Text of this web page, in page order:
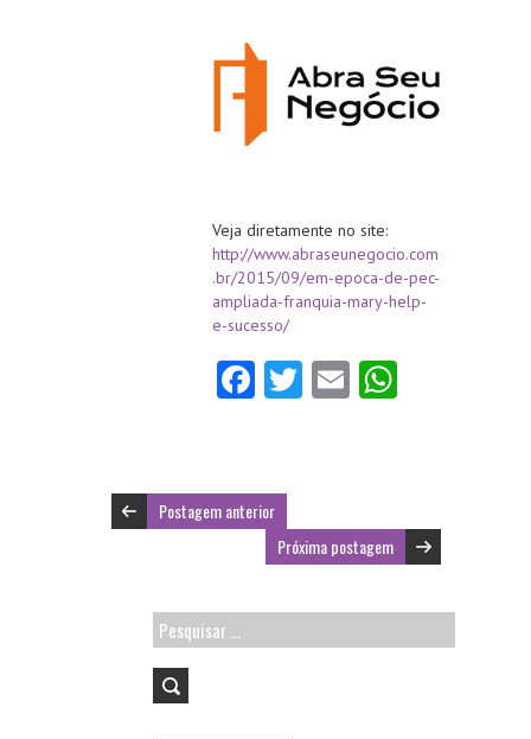
Veja diretamente no site:
http://www.abraseunegocio.com
.br/2015/09/em-epoca-de-pec-
ampliada-franquia-mary-help-
e-sucesso/
Fa
o
o
k
T E
p
p
Postagem anterior
Próxima postagem
Pesquisar
por: